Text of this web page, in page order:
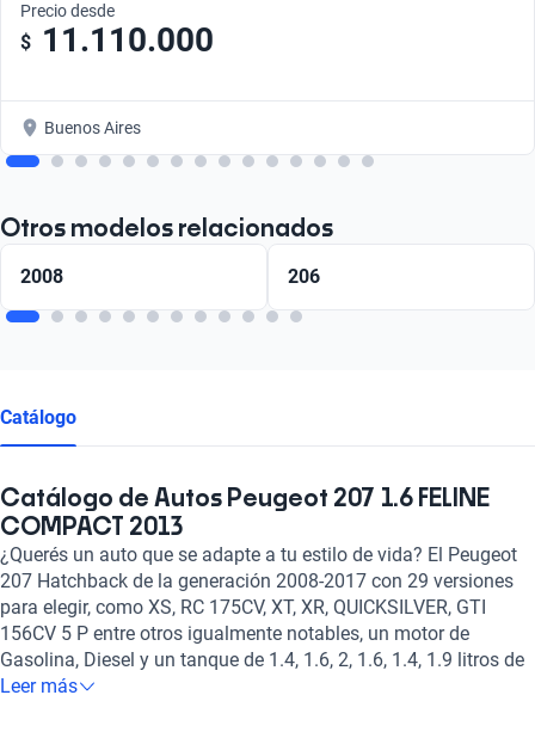
Precio desde
$ 11.110.000
Buenos Aires
Otros modelos relacionados
2008 206
Catálogo
Catálogo de Autos Peugeot 207 1.6 FELINE
COMPACT 2013
¿Querés un auto que se adapte a tu estilo de vida? El Peugeot
207 Hatchback de la generación 2008-2017 con 29 versiones
para elegir, como XS, RC 175CV, XT, XR, QUICKSILVER, GTI
156CV 5 P entre otros igualmente notables, un motor de
Gasolina, Diesel y un tanque de 1.4, 1.6, 2, 1.6, 1.4, 1.9 litros de
capacidad, y la posibilidad de elegir entre transmisión Manual,
Leer más